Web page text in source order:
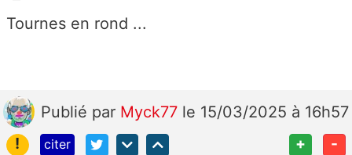
Tournes en rond ...
Publié par Myck77 le 15/03/2025 à 16h57
!
citer + -